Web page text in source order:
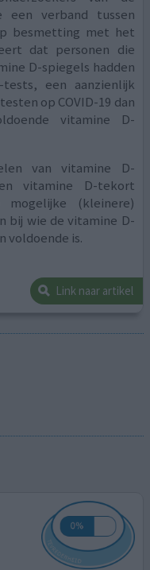
een verband tussen
besmetting met het
dat personen die
D-spiegels hadden
een aanzienlijk
op COVID-19 dan
vitamine D-
van vitamine D-
vitamine D-tekort
(kleinere)
bij wie de vitamine D-
voldoende is.
Link naar artikel